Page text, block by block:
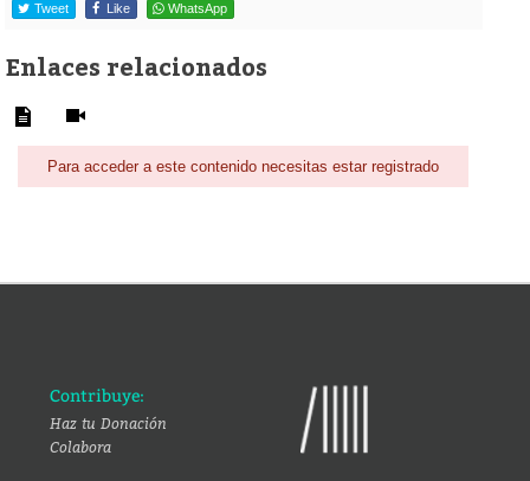
Tweet Like WhatsApp
Enlaces relacionados
Para acceder a este contenido necesitas estar registrado
Contribuye:
Haz tu Donación
Colabora